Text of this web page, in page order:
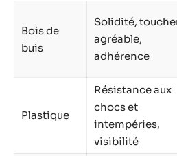
Bois de
buis
Solidité,
agréable,
adhérence
Plastique
Résistance aux
chocs et
intempéries,
visibilité